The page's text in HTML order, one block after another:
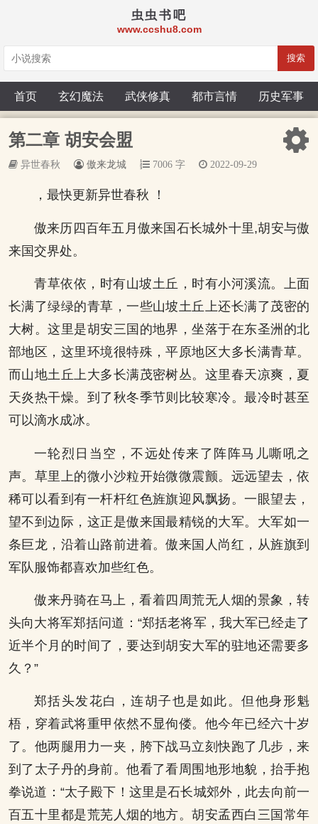
虫虫书吧
www.ccshu8.com
搜索
首页 玄幻魔法 武侠修真 都市言情 历史军事
第二章 胡安会盟
异世春秋 傲来龙城 7006 字 2022-09-29
，最快更新异世春秋 ！
傲来历四百年五月傲来国石长城外十里,胡安与傲
来国交界处。
青草依依，时有山坡土丘，时有小河溪流。上面
长满了绿绿的青草，一些山坡土丘上还长满了茂密的
大树。这里是胡安三国的地界，坐落于在东圣洲的北
部地区，这里环境很特殊，平原地区大多长满青草。
而山地土丘上大多长满茂密树丛。这里春天凉爽，夏
天炎热干燥。到了秋冬季节则比较寒冷。最冷时甚至
可以滴水成冰。
一轮烈日当空，不远处传来了阵阵马儿嘶吼之
声。草里上的微小沙粒开始微微震颤。远远望去，依
稀可以看到有一杆杆红色旌旗迎风飘扬。一眼望去，
望不到边际，这正是傲来国最精锐的大军。大军如一
条巨龙，沿着山路前进着。傲来国人尚红，从旌旗到
军队服饰都喜欢加些红色。
傲来丹骑在马上，看着四周荒无人烟的景象，转
头向大将军郑括问道：“郑括老将军，我大军已经走了
近半个月的时间了，要达到胡安大军的驻地还需要多
久？”
郑括头发花白，连胡子也是如此。但他身形魁
梧，穿着武将重甲依然不显佝偻。他今年已经六十岁
了。他两腿用力一夹，胯下战马立刻快跑了几步，来
到了太子丹的身前。他看了看周围地形地貌，抬手抱
拳说道：“太子殿下！这里是石长城郊外，此去向前一
百五十里都是荒芜人烟的地方。胡安孟西白三国常年